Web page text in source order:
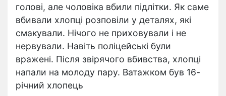
голові, але чоловіка вбили підлітки. Як саме
вбивали хлопці розповіли у деталях, які
смакували. Нічого не приховували і не
нервували. Навіть поліцейські були
вражені. Після звірячого вбивства, хлопці
напали на молоду пару. Ватажком був 16-
річний хлопець